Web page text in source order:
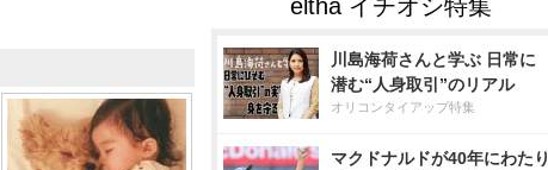
川島海荷さんと学ぶ 日常に
潜む“人身取引”のリアル
オリコンタイアップ特集
マクドナルドが40年にわたり